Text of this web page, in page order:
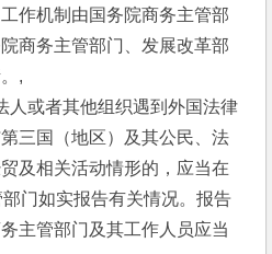
作机制由国务院商务主管部
商务主管部门、发展改革部
,
人或者其他组织遇到外国法律
三国（地区）及其公民、法
及相关活动情形的，应当在
门如实报告有关情况。报告
主管部门及其工作人员应当